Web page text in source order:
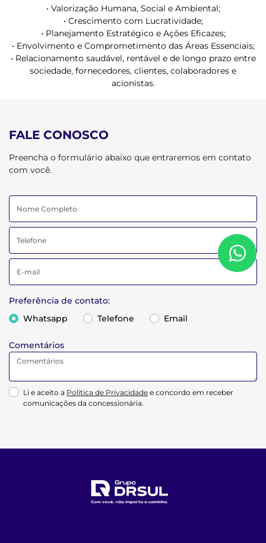
• Valorização Humana, Social e Ambiental;
• Crescimento com Lucratividade;
• Planejamento Estratégico e Ações Eficazes;
• Envolvimento e Comprometimento das Áreas Essenciais;
• Relacionamento saudável, rentável e de longo prazo entre
sociedade, fornecedores, clientes, colaboradores e
acionistas.
FALE CONOSCO
Preencha o formulário abaixo que entraremos em contato
com você.
Preferência de contato:
Whatsapp
Telefone Email
Comentários
Li e aceito a Política de Privacidade e concordo em receber
comunicações da concessionária.